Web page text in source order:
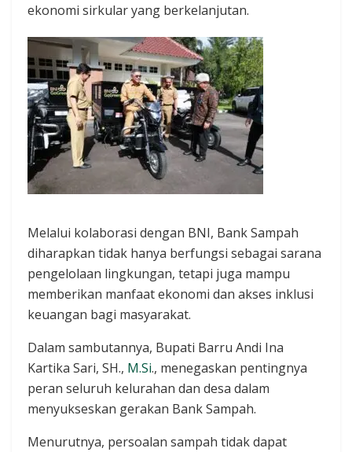
ekonomi sirkular yang berkelanjutan.
Melalui kolaborasi dengan BNI, Bank Sampah
diharapkan tidak hanya berfungsi sebagai sarana
pengelolaan lingkungan, tetapi juga mampu
memberikan manfaat ekonomi dan akses inklusi
keuangan bagi masyarakat.
Dalam sambutannya, Bupati Barru Andi Ina
Kartika Sari, SH., M.Si., menegaskan pentingnya
peran seluruh kelurahan dan desa dalam
menyukseskan gerakan Bank Sampah.
Menurutnya, persoalan sampah tidak dapat